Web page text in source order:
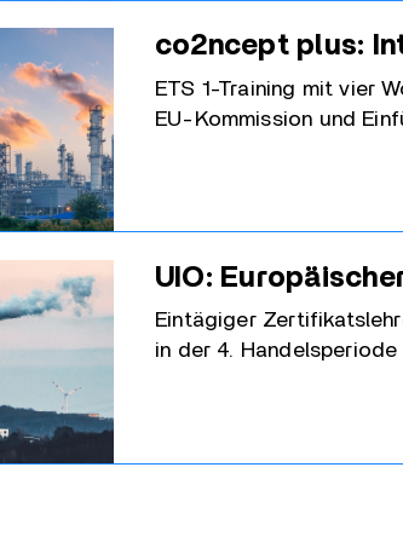
co2ncept plus:
ETS 1-Training mit vier
EU-Kommission und
UIO:
Eintägiger
in der 4.